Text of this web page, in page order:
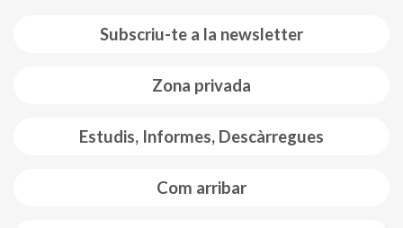
Subscriu-te a la newsletter
Zona privada
Estudis, Informes, Descàrregues
Com arribar